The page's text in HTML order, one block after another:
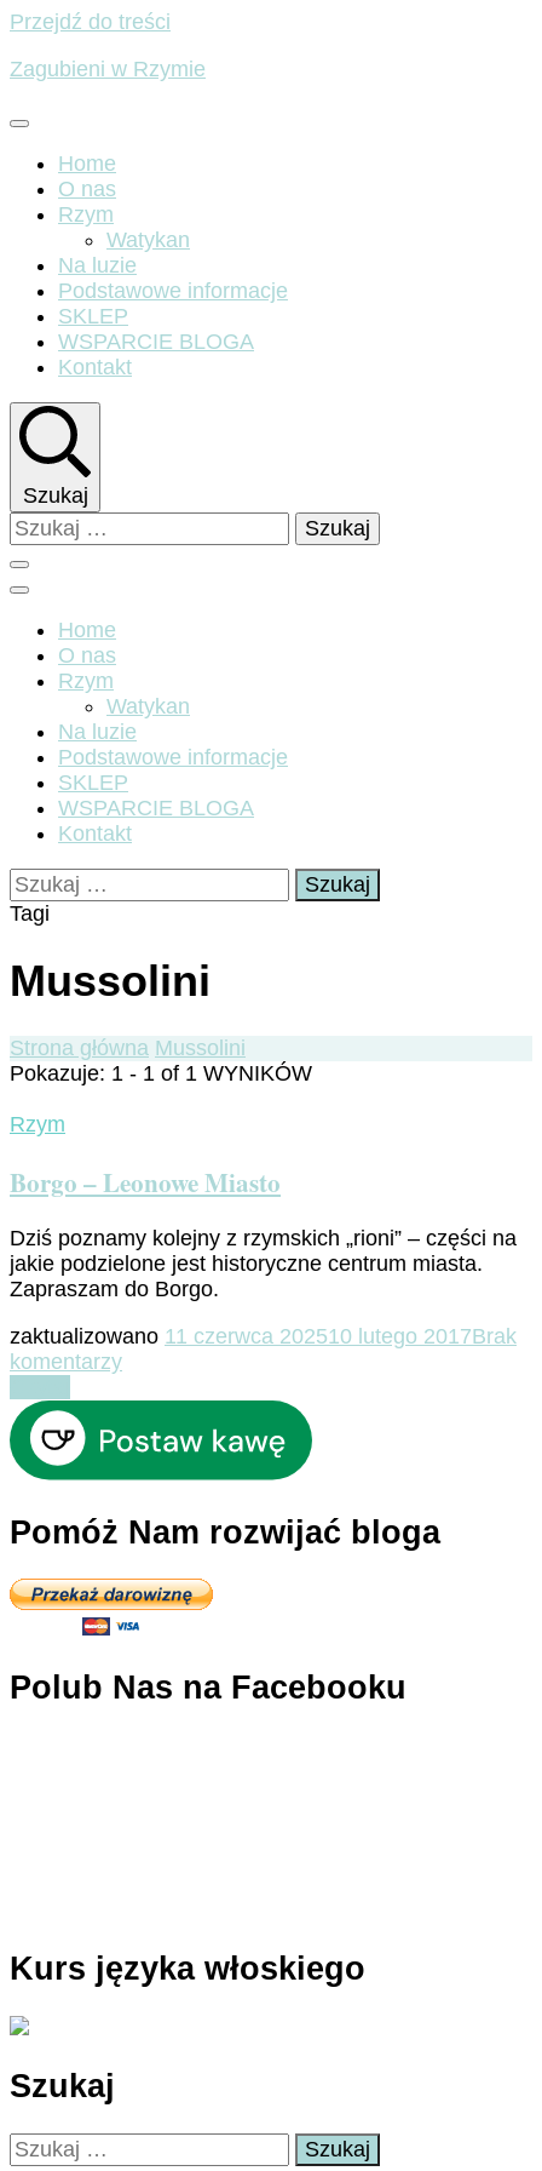
Przejdź do treści
Zagubieni w Rzymie
Home
O nas
Rzym
Watykan
Na luzie
Podstawowe informacje
SKLEP
WSPARCIE BLOGA
Kontakt
Szukaj
Szukaj:
Home
O nas
Rzym
Watykan
Na luzie
Podstawowe informacje
SKLEP
WSPARCIE BLOGA
Kontakt
Szukaj:
Tagi
Mussolini
Strona główna Mussolini
Pokazuje: 1 - 1 of 1 WYNIKÓW
Rzym
Borgo – Leonowe Miasto
Dziś poznamy kolejny z rzymskich „rioni” – części na
jakie podzielone jest historyczne centrum miasta.
Zapraszam do Borgo.
zaktualizowano 11 czerwca 202510 lutego 2017Brak
komentarzydo
Leonowe
Pomóż Nam rozwijać bloga
Polub Nas na Facebooku
Kurs języka włoskiego
Szukaj
Szukaj: